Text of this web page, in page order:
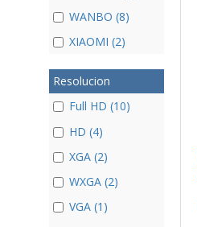
WANBO (8)
XIAOMI (2)
Resolucion
Full HD (10)
HD (4)
XGA (2)
WXGA (2)
VGA (1)